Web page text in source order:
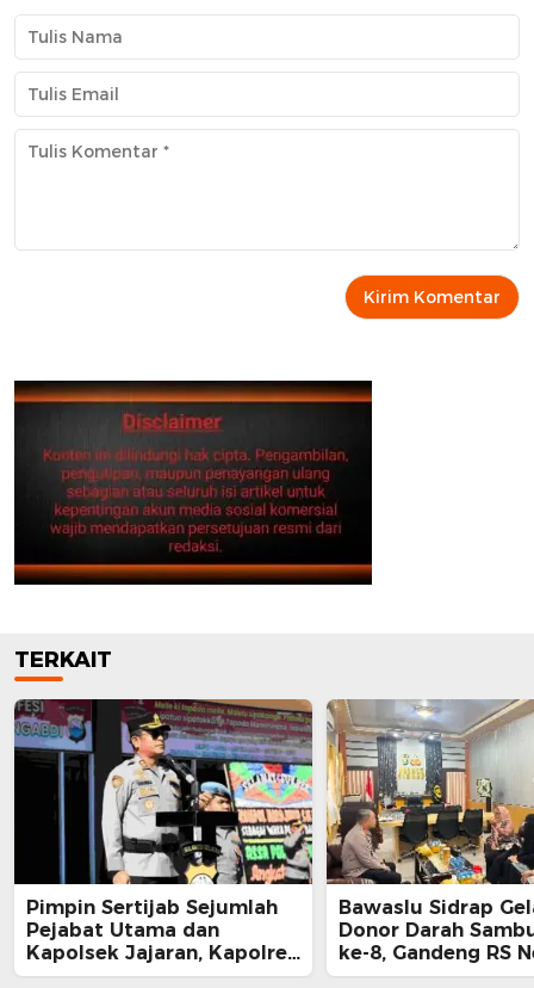
TERKAIT
Pimpin Sertijab Sejumlah
Pejabat Utama dan
Kapolsek Jajaran, Kapolres
Barru Harap Perkuat
Bawaslu Sidrap
Donor Darah
ke-8, Gandeng RS
Mallomo dan